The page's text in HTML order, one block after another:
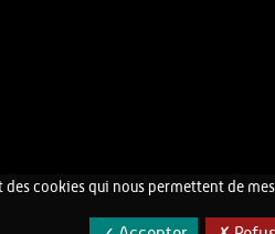
CONTACT
des cookies qui nous permettent de